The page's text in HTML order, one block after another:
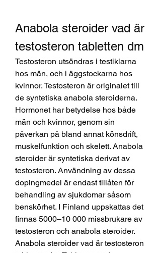
Anabola steroider vad är
testosteron tabletten dm
Testosteron utsöndras i testiklarna
hos män, och i äggstockarna hos
kvinnor. Testosteron är originalet till
de syntetiska anabola steroiderna.
Hormonet har betydelse hos både
män och kvinnor, genom sin
påverkan på bland annat könsdrift,
muskelfunktion och skelett. Anabola
steroider är syntetiska derivat av
testosteron. Användning av dessa
dopingmedel är endast tillåten för
behandling av sjukdomar såsom
benskörhet. I Finland uppskattas det
finnas 5000–10 000 missbrukare av
testosteron och anabola steroider.
Anabola steroider vad är testosteron